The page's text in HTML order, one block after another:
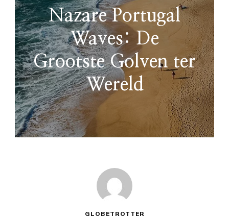
Nazare Portugal
Waves: De
Grootste Golven ter
Wereld
GLOBETROTTER